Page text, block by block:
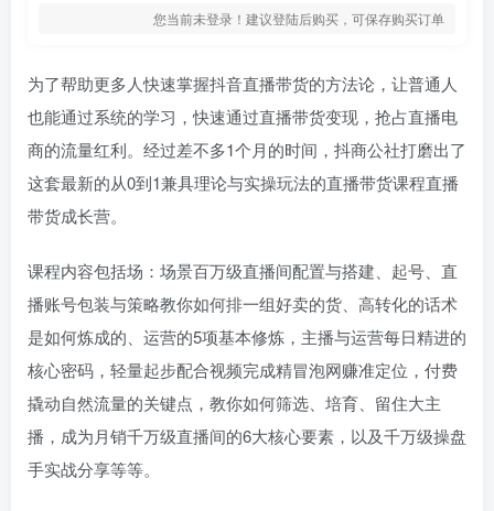
您当前未登录！建议登陆后购买，可保存购买订单
为了帮助更多人快速掌握抖音直播带货的方法论，让普通人
也能通过系统的学习，快速通过直播带货变现，抢占直播电
商的流量红利。经过差不多1个月的时间，抖商公社打磨出了
这套最新的从0到1兼具理论与实操玩法的直播带货课程直播
带货成长营。
课程内容包括场：场景百万级直播间配置与搭建、起号、直
播账号包装与策略教你如何排一组好卖的货、高转化的话术
是如何炼成的、运营的5项基本修炼，主播与运营每日精进的
核心密码，轻量起步配合视频完成精冒泡网赚准定位，付费
撬动自然流量的关键点，教你如何筛选、培育、留住大主
播，成为月销千万级直播间的6大核心要素，以及千万级操盘
手实战分享等等。